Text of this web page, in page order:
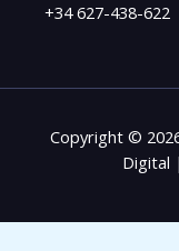
+34 627-438-622
Copyright ©
Digital